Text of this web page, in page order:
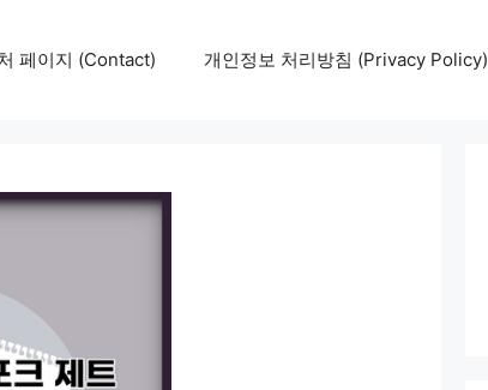
페이지 (Contact) 개인정보 처리방침 (Privacy Policy)